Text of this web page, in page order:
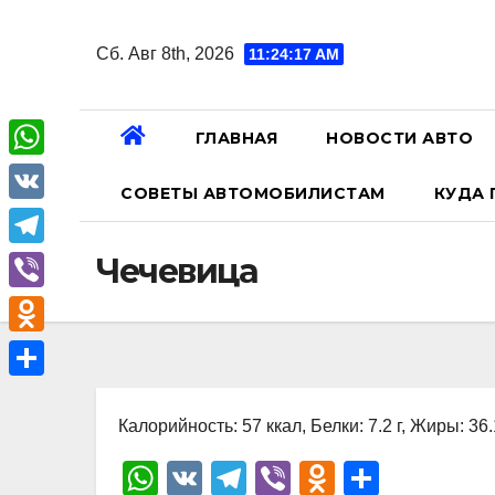
Сб. Авг 8th, 2026 11:24:18 AM
ГЛАВНАЯ НОВОСТИ АВТО
СОВЕТЫ АВТОМОБИЛИСТАМ КУДА
Чечевица
Калорийность: 57 ккал, Белки: 7.2 г, Жиры:
W
V
T
Vi
O
W
h
a
A
V
K
T
e
l
e
V
i
b
O